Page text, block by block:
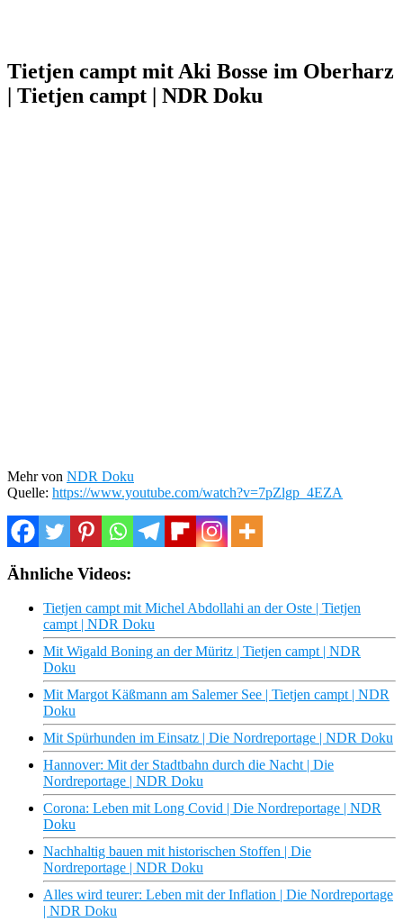
Tietjen campt mit Aki Bosse im Oberharz
| Tietjen campt | NDR Doku
Mehr von NDR Doku
Quelle: https://www.youtube.com/watch?v=7pZlgp_4EZA
Ähnliche Videos:
Tietjen campt mit Michel Abdollahi an der Oste | Tietjen
campt | NDR Doku
Mit Wigald Boning an der Müritz | Tietjen campt | NDR
Doku
Mit Margot Käßmann am Salemer See | Tietjen campt | NDR
Doku
Mit Spürhunden im Einsatz | Die Nordreportage | NDR Doku
Hannover: Mit der Stadtbahn durch die Nacht | Die
Nordreportage | NDR Doku
Corona: Leben mit Long Covid | Die Nordreportage | NDR
Doku
Nachhaltig bauen mit historischen Stoffen | Die
Nordreportage | NDR Doku
Alles wird teurer: Leben mit der Inflation | Die Nordreportage
| NDR Doku